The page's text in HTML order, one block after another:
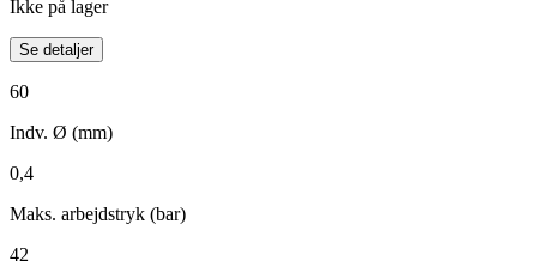
Ikke på lager
Se detaljer
60
Indv. Ø (mm)
0,4
Maks. arbejdstryk (bar)
42